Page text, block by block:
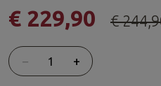
€ 229,90 €
Quantità
− +